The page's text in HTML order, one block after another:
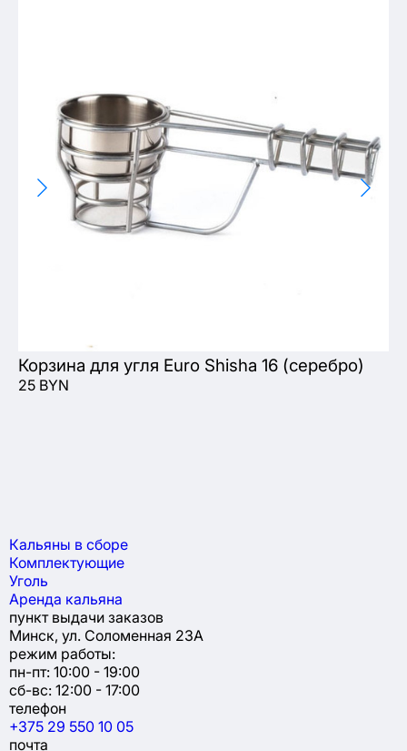
Корзина для угля Euro Shisha 16 (серебро)
25 BYN
Кальяны в сборе
Комплектующие
Уголь
Аренда кальяна
пункт выдачи заказов
Минск, ул. Соломенная 23А
режим работы:
пн-пт: 10:00 - 19:00
сб-вс: 12:00 - 17:00
телефон
+375 29 550 10 05
почта